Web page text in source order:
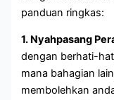
panduan ringkas:
1. Nyahpasang
dengan berhati-
mana bahagian
membolehkan